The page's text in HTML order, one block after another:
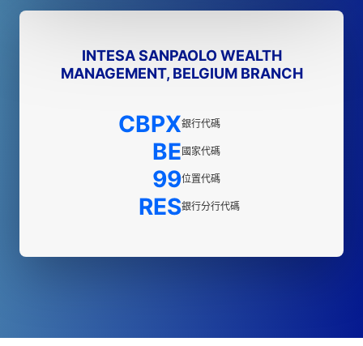
INTESA SANPAOLO WEALTH
MANAGEMENT, BELGIUM BRANCH
CBPX銀行代碼
BE國家代碼
99位置代碼
RES銀行分行代碼